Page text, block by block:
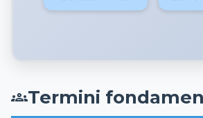
groupsTermini